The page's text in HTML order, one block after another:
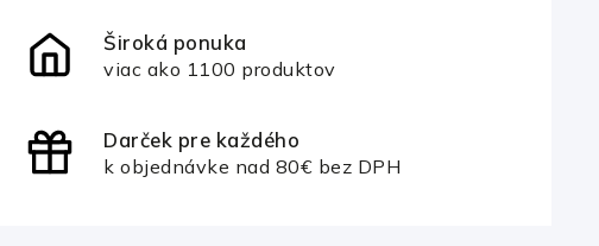
Široká ponuka
viac ako 1100 produktov
Darček pre každého
k objednávke nad 80€ bez DPH